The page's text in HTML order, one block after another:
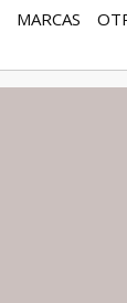
MARCAS